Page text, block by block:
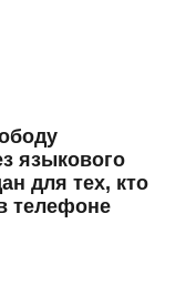
языкового
для тех, кто
телефоне